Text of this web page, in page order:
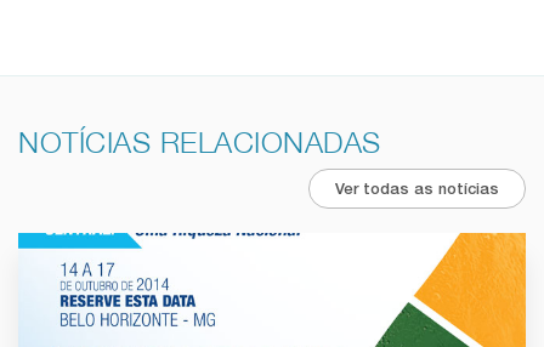
NOTÍCIAS RELACIONADAS
Ver todas as notícias